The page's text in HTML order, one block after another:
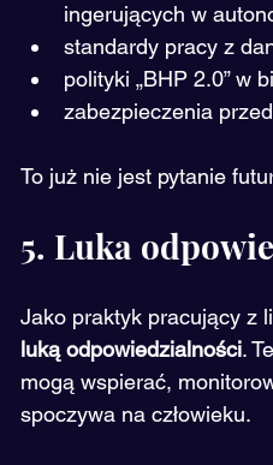
ingerujących w
standardy pracy z
polityki „BHP 2.0” w
zabezpieczenia
To już nie jest pytanie
5. Luka
Jako praktyk pracujący z
luką odpowiedzialności.
mogą wspierać,
spoczywa na człowieku.